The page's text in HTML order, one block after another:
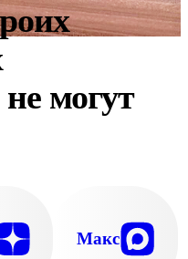
могут
Макс